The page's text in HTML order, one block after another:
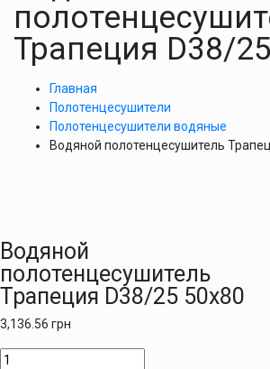
Трапеция D38/
Главная
Полотенцесушители
Полотенцесушители водяные
Водяной полотенцесушитель
Водяной
полотенцесушитель
Трапеция D38/25 50х80
3,136.56 грн
Количество